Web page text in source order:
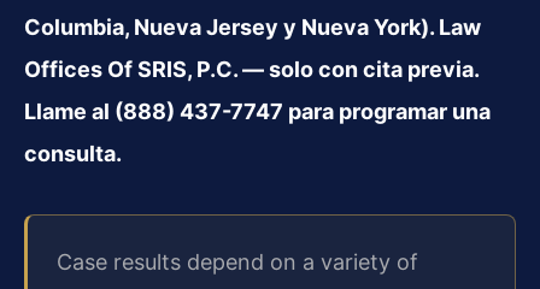
Columbia, Nueva Jersey y Nueva York). Law
Offices Of SRIS, P.C. — solo con cita previa.
Llame al (888) 437-7747 para programar una
consulta.
Case results depend on a variety of